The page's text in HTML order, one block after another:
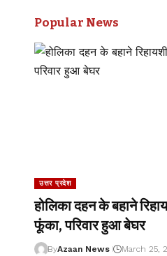
Popular News
उत्तर प्रदेश
होलिका दहन के बहाने
फूंका, परिवार हुआ बेघर
ByAzaan News March 25,